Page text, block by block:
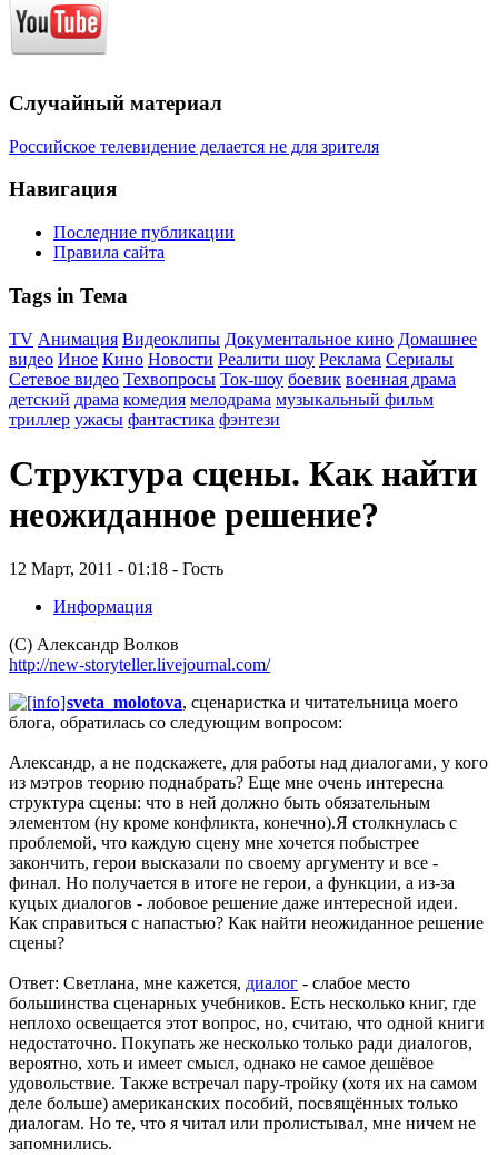
Случайный материал
Российское телевидение делается не для зрителя
Навигация
Последние публикации
Правила сайта
Tags in Тема
TV Анимация Видеоклипы Документальное кино Домашнее
видео Иное Кино Новости Реалити шоу Реклама Сериалы
Сетевое видео Техвопросы Ток-шоу боевик военная драма
детский драма комедия мелодрама музыкальный фильм
триллер ужасы фантастика фэнтези
Структура сцены. Как найти
неожиданное решение?
12 Март, 2011 - 01:18 - Гость
Информация
(С) Александр Волков
http://new-storyteller.livejournal.com/
sveta_molotova, сценаристка и читательница моего
блога, обратилась со следующим вопросом:
Александр, а не подскажете, для работы над диалогами, у кого
из мэтров теорию поднабрать? Еще мне очень интересна
структура сцены: что в ней должно быть обязательным
элементом (ну кроме конфликта, конечно).Я столкнулась с
проблемой, что каждую сцену мне хочется побыстрее
закончить, герои высказали по своему аргументу и все -
финал. Но получается в итоге не герои, а функции, а из-за
куцых диалогов - лобовое решение даже интересной идеи.
Как справиться с напастью? Как найти неожиданное решение
сцены?
Ответ: Светлана, мне кажется, диалог - слабое место
большинства сценарных учебников. Есть несколько книг, где
неплохо освещается этот вопрос, но, считаю, что одной книги
недостаточно. Покупать же несколько только ради диалогов,
вероятно, хоть и имеет смысл, однако не самое дешёвое
удовольствие. Также встречал пару-тройку (хотя их на самом
деле больше) американских пособий, посвящённых только
диалогам. Но те, что я читал или пролистывал, мне ничем не
запомнились.